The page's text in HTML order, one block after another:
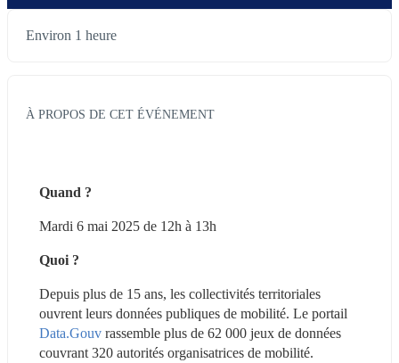
Environ 1 heure
À PROPOS DE CET ÉVÉNEMENT
Quand ?
Mardi 6 mai 2025 de 12h à 13h
Quoi ?
Depuis plus de 15 ans, les collectivités territoriales
Data.Gouv rassemble plus de 62 000 jeux de données
couvrant 320 autorités organisatrices de mobilité.